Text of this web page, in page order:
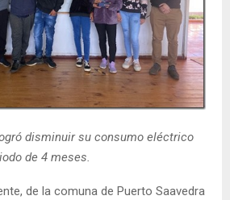
disminuir su consumo eléctrico
de 4 meses.
de la comuna de Puerto Saavedra